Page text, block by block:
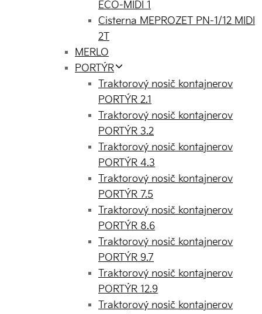
ECO-MIDI 1
Cisterna MEPROZET PN-1/12 MIDI
2T
MERLO
PORTÝR
Traktorový nosič kontajnerov
PORTÝR 2.1
Traktorový nosič kontajnerov
PORTÝR 3.2
Traktorový nosič kontajnerov
PORTÝR 4.3
Traktorový nosič kontajnerov
PORTÝR 7.5
Traktorový nosič kontajnerov
PORTÝR 8.6
Traktorový nosič kontajnerov
PORTÝR 9.7
Traktorový nosič kontajnerov
PORTÝR 12.9
Traktorový nosič kontajnerov